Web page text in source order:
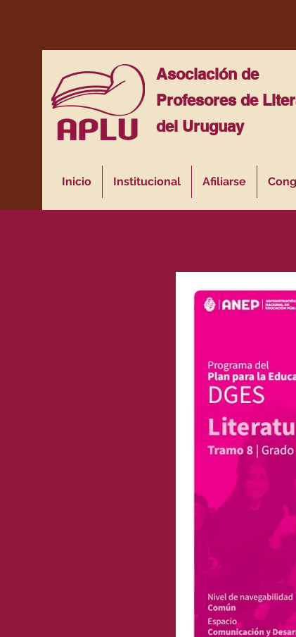
Asociación de
Profesores de
del Uruguay
Inicio Institucional Afiliarse